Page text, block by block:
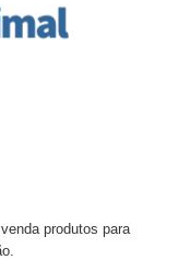
produtos para